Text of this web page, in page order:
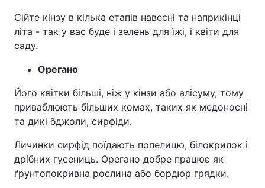
Сійте кінзу в кілька етапів навесні та наприкінці
літа - так у вас буде і зелень для їжі, і квіти для
саду.
Орегано
Його квітки більші, ніж у кінзи або алісуму, тому
приваблюють більших комах, таких як медоносні
та дикі бджоли, сирфіди.
Личинки сирфід поїдають попелицю, білокрилок і
дрібних гусениць. Орегано добре працює як
ґрунтопокривна рослина або бордюр грядки.